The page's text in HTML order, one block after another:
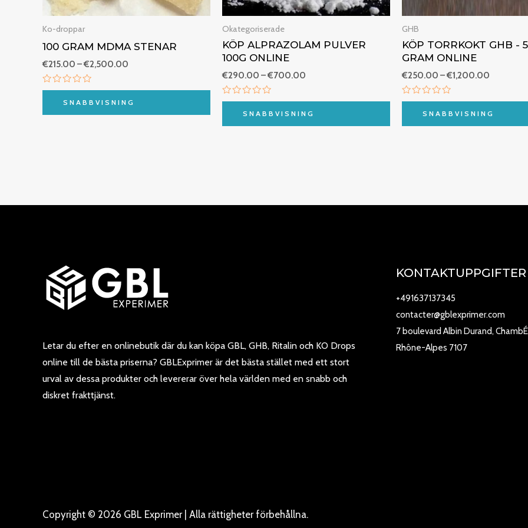
Ko-droppar
100 GRAM MDMA STENAR
€215.00 –€2,500.00
Betygsatt
5
SNABBVISNING
Okategoriserade
KÖP ALPRAZOLAM PULVER
100G ONLINE
€290.00 –€700.00
Betygsatt
5
SNABBVISNING
GHB
KÖP TORRKOKT GHB -
GRAM ONLINE
€250.00 –€1,200.00
Betygsatt
5
SNABBVISNING
Letar du efter en onlinebutik där du kan köpa GBL, GHB, Ritalin och KO Drops
online till de bästa priserna? GBLExprimer är det bästa stället med ett stort
urval av dessa produkter och levererar över hela världen med en snabb och
diskret frakttjänst.
KONTAKTUPPGIFTER
+491637137345
contacter@gblexprimer.com
7 boulevard Albin Durand,
Rhône-Alpes 7107
Copyright © 2026 GBL Exprimer | Alla rättigheter förbehållna.